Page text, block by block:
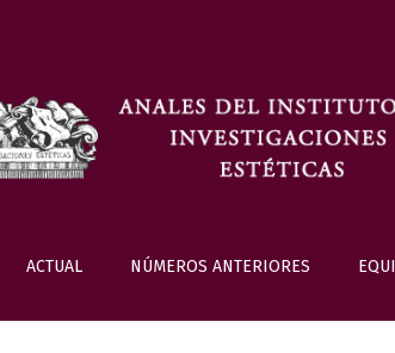
ACTUAL NÚMEROS ANTERIORES